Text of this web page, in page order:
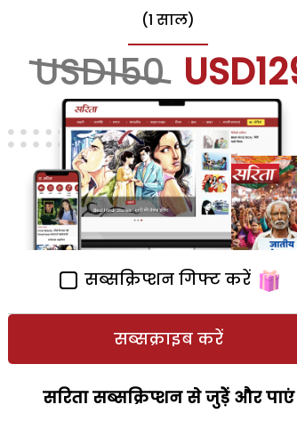
(1 साल)
USD150
सब्सक्रिप्शन गिफ्ट करें
सब्सक्राइब करें
सरिता सब्सक्रिप्शन से जुड़ेें और पाएं